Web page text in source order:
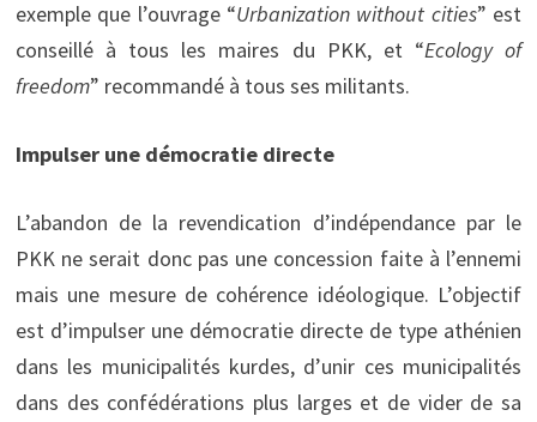
exemple que l’ouvrage “Urbanization without cities” est
conseillé à tous les maires du PKK, et “Ecology of
freedom” recommandé à tous ses militants.
Impulser une démocratie directe
L’abandon de la revendication d’indépendance par le
PKK ne serait donc pas une concession faite à l’ennemi
mais une mesure de cohérence idéologique. L’objectif
est d’impulser une démocratie directe de type athénien
dans les municipalités kurdes, d’unir ces municipalités
dans des confédérations plus larges et de vider de sa